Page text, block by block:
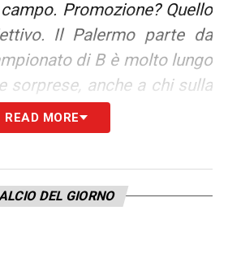
Promozione? Quello
Il Palermo parte da
di B è molto lungo
sorprese, anche a chi sulla
avere problemi
Reggina: «Ricordi legati a
READ MORE
DEL GIORNO